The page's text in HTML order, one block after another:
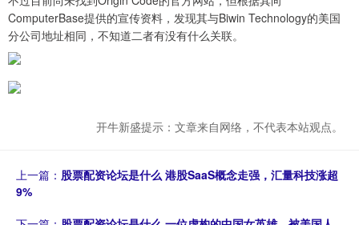
ComputerBase提供的宣传资料，发现其与Biwin Technology的美国
分公司地址相同，不知道二者有没有什么关联。
开牛新盛提示：文章来自网络，不代表本站观点。
上一篇： 股票配资论坛是什么 港股SaaS概念走强，汇量科技涨超
9%